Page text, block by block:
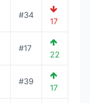
#34
17
#17
22
#39
17